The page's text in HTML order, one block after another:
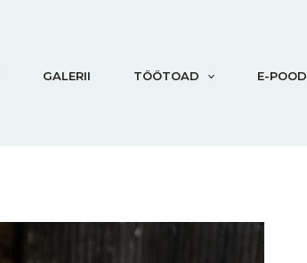
GALERII TÖÖTOAD E-POOD